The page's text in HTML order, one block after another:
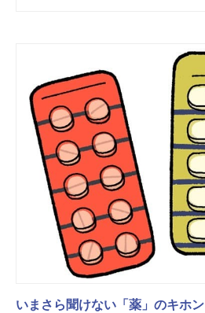
いまさら聞けない「薬」のキホン